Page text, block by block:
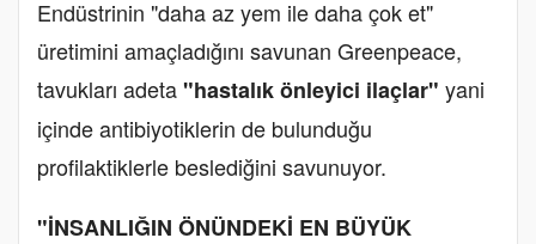
Endüstrinin "daha az yem ile daha çok et"
üretimini amaçladığını savunan Greenpeace,
tavukları adeta"hastalık önleyici ilaçlar" yani
içinde antibiyotiklerin de bulunduğu
profilaktiklerle beslediğini savunuyor.
"İNSANLIĞIN ÖNÜNDEKİ EN BÜYÜK